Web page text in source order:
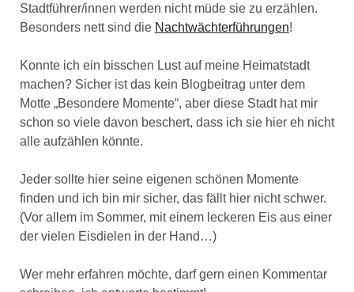
Stadtführer/innen werden nicht müde sie zu erzählen.
Besonders nett sind die Nachtwächterführungen!
Konnte ich ein bisschen Lust auf meine Heimatstadt
machen? Sicher ist das kein Blogbeitrag unter dem
Motte „Besondere Momente“, aber diese Stadt hat mir
schon so viele davon beschert, dass ich sie hier eh nicht
alle aufzählen könnte.
Jeder sollte hier seine eigenen schönen Momente
finden und ich bin mir sicher, das fällt hier nicht schwer.
(Vor allem im Sommer, mit einem leckeren Eis aus einer
der vielen Eisdielen in der Hand…)
Wer mehr erfahren möchte, darf gern einen Kommentar